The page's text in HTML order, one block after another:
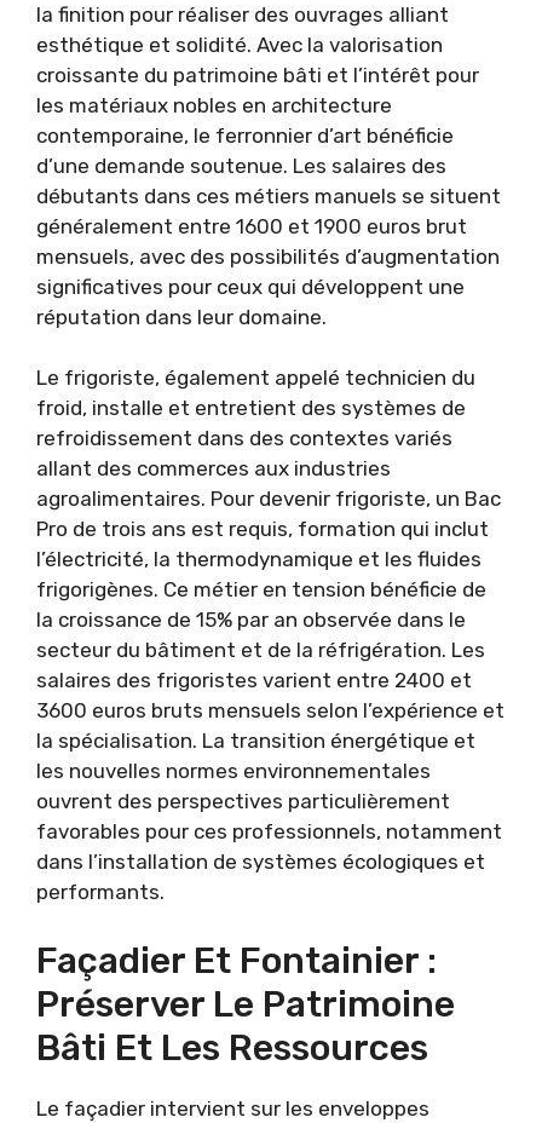
la finition pour réaliser des ouvrages alliant
esthétique et solidité. Avec la valorisation
croissante du patrimoine bâti et l’intérêt pour
les matériaux nobles en architecture
contemporaine, le ferronnier d’art bénéficie
d’une demande soutenue. Les salaires des
débutants dans ces métiers manuels se situent
généralement entre 1600 et 1900 euros brut
mensuels, avec des possibilités d’augmentation
significatives pour ceux qui développent une
réputation dans leur domaine.
Le frigoriste, également appelé technicien du
froid, installe et entretient des systèmes de
refroidissement dans des contextes variés
allant des commerces aux industries
agroalimentaires. Pour devenir frigoriste, un Bac
Pro de trois ans est requis, formation qui inclut
l’électricité, la thermodynamique et les fluides
frigorigènes. Ce métier en tension bénéficie de
la croissance de 15% par an observée dans le
secteur du bâtiment et de la réfrigération. Les
salaires des frigoristes varient entre 2400 et
3600 euros bruts mensuels selon l’expérience et
la spécialisation. La transition énergétique et
les nouvelles normes environnementales
ouvrent des perspectives particulièrement
favorables pour ces professionnels, notamment
dans l’installation de systèmes écologiques et
performants.
Façadier Et Fontainier :
Préserver Le Patrimoine
Bâti Et Les Ressources
Le façadier intervient sur les enveloppes